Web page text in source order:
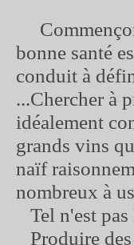
bonne santé
conduit à
...Chercher à
idéalement
grands vins
naïf
nombreux à
Tel n'est pas
Produire